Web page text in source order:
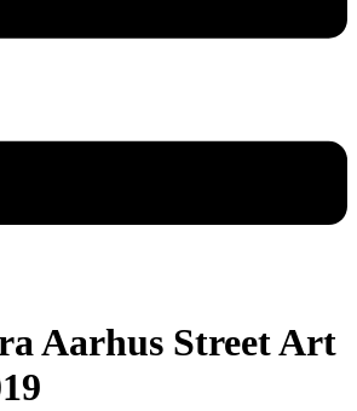
Aarhus Street Art